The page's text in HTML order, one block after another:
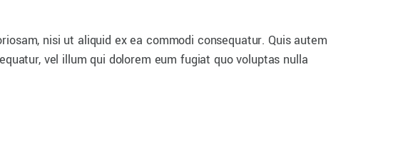
nisi ut aliquid ex ea commodi consequatur. Quis autem
vel illum qui dolorem eum fugiat quo voluptas nulla